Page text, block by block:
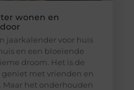
wonen en
jaarkalender voor huis
en een bloeiende
droom. Het is de
met vrienden en
het onderhouden